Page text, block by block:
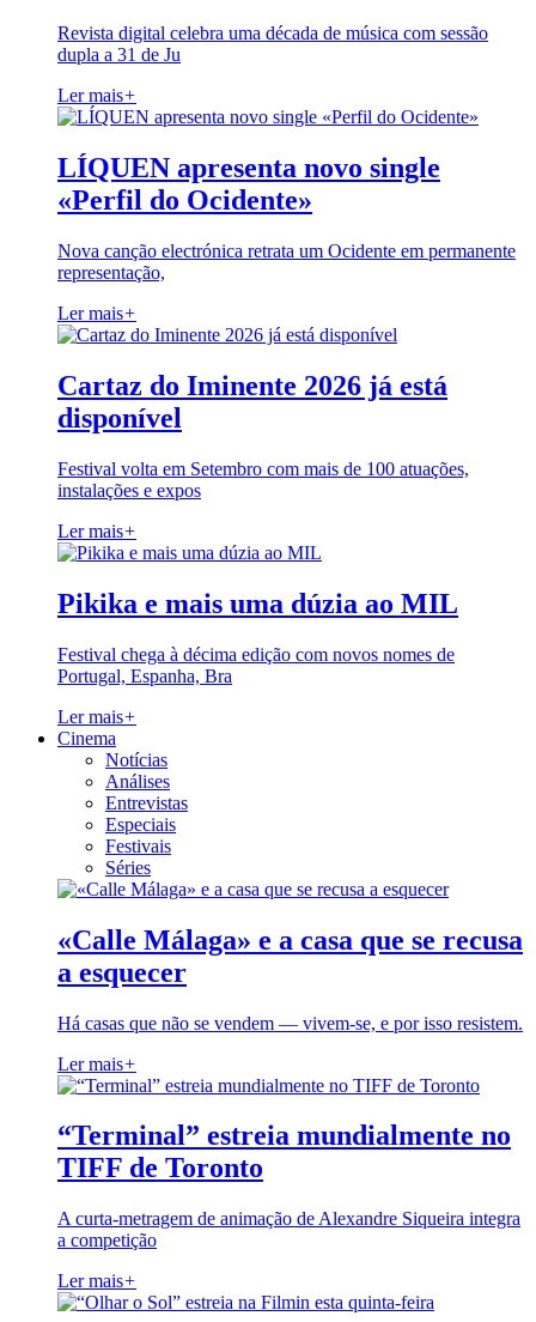
Revista digital celebra uma década de música com sessão
dupla a 31 de Ju
Ler mais+
LÍQUEN apresenta novo single
«Perfil do Ocidente»
Nova canção electrónica retrata um Ocidente em permanente
representação,
Ler mais+
Cartaz do Iminente 2026 já está
disponível
Festival volta em Setembro com mais de 100 atuações,
instalações e expos
Ler mais+
Pikika e mais uma dúzia ao MIL
Festival chega à décima edição com novos nomes de
Portugal, Espanha, Bra
Ler mais+
Cinema
Notícias
Análises
Entrevistas
Especiais
Festivais
Séries
«Calle Málaga» e a casa que se recusa
a esquecer
Há casas que não se vendem — vivem-se, e por isso resistem.
Ler mais+
“Terminal” estreia mundialmente no
TIFF de Toronto
A curta-metragem de animação de Alexandre Siqueira integra
a competição
Ler mais+